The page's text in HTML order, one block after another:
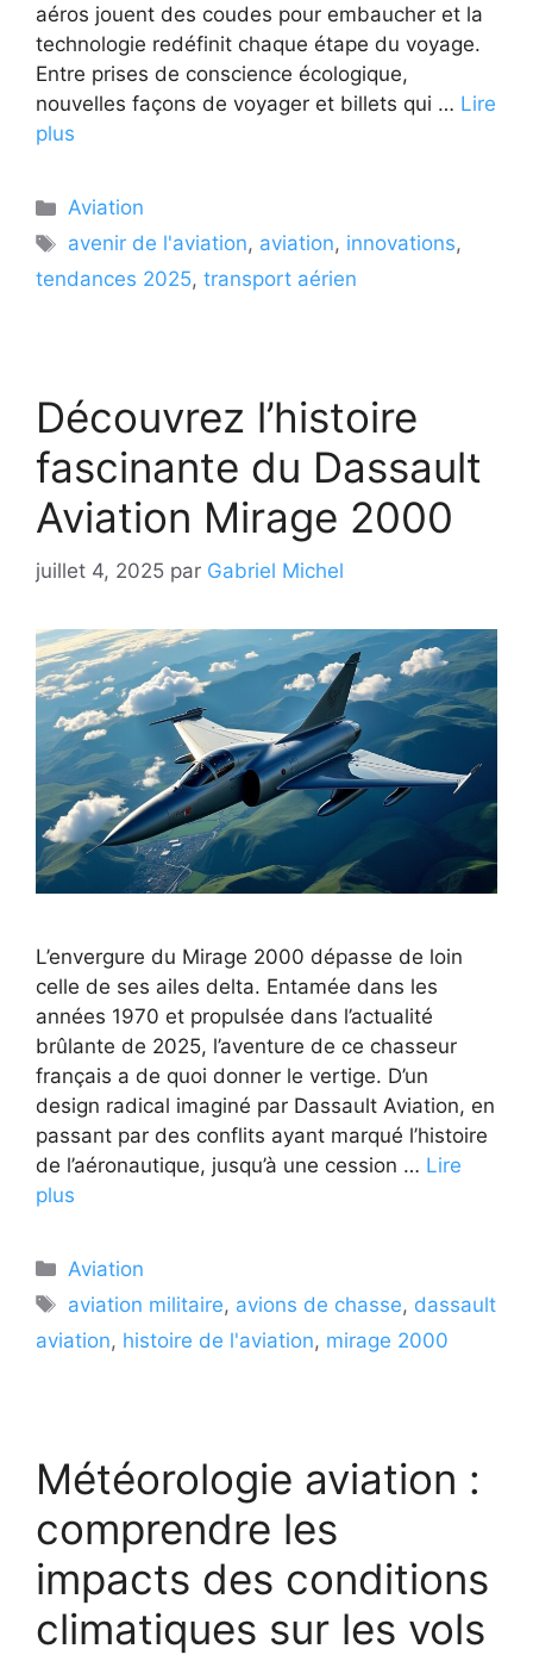
aéros jouent des coudes pour embaucher et la
technologie redéfinit chaque étape du voyage.
Entre prises de conscience écologique,
nouvelles façons de voyager et billets qui … Lire
plus
Catégories
Aviation
Étiquettes
avenir de l'aviation, aviation, innovations,
tendances 2025, transport aérien
Découvrez l’histoire
fascinante du Dassault
Aviation Mirage 2000
juillet 4, 2025 par Gabriel Michel
L’envergure du Mirage 2000 dépasse de loin
celle de ses ailes delta. Entamée dans les
années 1970 et propulsée dans l’actualité
brûlante de 2025, l’aventure de ce chasseur
français a de quoi donner le vertige. D’un
design radical imaginé par Dassault Aviation, en
passant par des conflits ayant marqué l’histoire
de l’aéronautique, jusqu’à une cession … Lire
plus
Catégories
Aviation
Étiquettes
aviation militaire, avions de chasse, dassault
aviation, histoire de l'aviation, mirage 2000
Météorologie aviation :
comprendre les
impacts des conditions
climatiques sur les vols